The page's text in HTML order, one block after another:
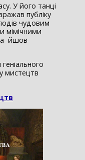
У його танці
публіку
чудовим
мімічними
йшов
мистецтв